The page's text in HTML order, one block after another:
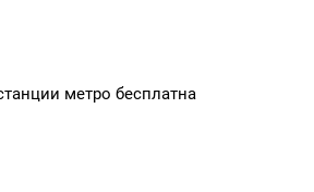
метро бесплатна